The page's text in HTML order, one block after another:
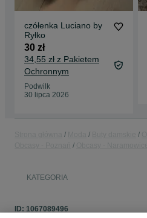
czółenka Luciano by
Ryłko
30 zł
34,55 zł z Pakietem
Ochronnym
Podwilk
30 lipca 2026
KATEGORIA
ID: 1067089496